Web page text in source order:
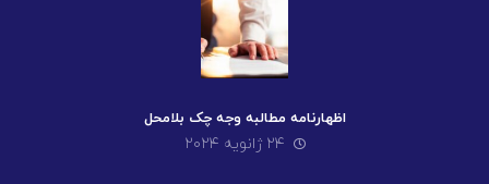
اظهارنامه مطالبه وجه چک بلامحل
۲۴ ژانویه ۲۰۲۴